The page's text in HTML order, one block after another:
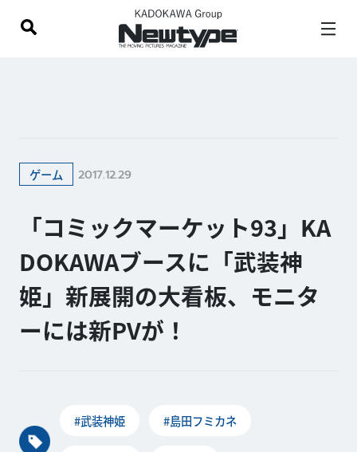
ゲーム 2017.12.29
「コミックマーケット93」KA
DOKAWAブースに「武装神
姫」新展開の大看板、モニタ
ーには新PVが！
#武装神姫 #島田フミカネ